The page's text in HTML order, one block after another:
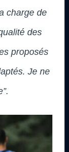
charge de
des
proposés
Je ne